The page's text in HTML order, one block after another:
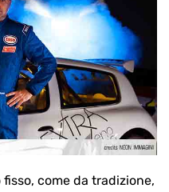
come da tradizione,